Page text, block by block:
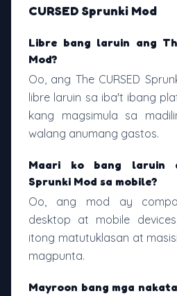
CURSED Sprunki Mod
Libre bang laruin ang
Mod?
Oo, ang The CURSED
libre laruin sa iba't ibang
kang magsimula sa
walang anumang gastos.
Maari ko bang laruin
Sprunki Mod sa mobile?
Oo, ang mod ay
desktop at mobile
itong matutuklasan at
magpunta.
Mayroon bang mga